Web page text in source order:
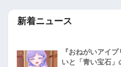
新着ニュース
『おねがいアイ
いと「青い宝石」